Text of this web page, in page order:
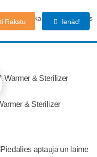
kalendārs Forums
Rakstu Ienāc!
& Sterilizer